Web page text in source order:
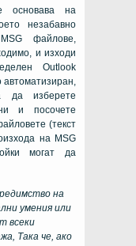
основава на
незабавно
MSGфайлове,
и изходи
Outlook
да изберете
и посочете
(текст
на MSG
могат да
на
умения или
всеки
Така че, ако